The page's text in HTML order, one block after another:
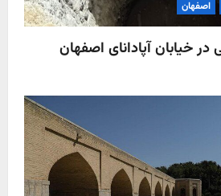
اصفهان
خیابان آپادانای اصفهان